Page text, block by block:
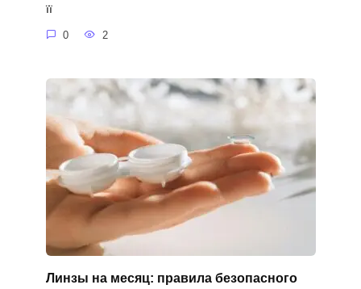
її
0 2
Линзы на месяц: правила безопасного